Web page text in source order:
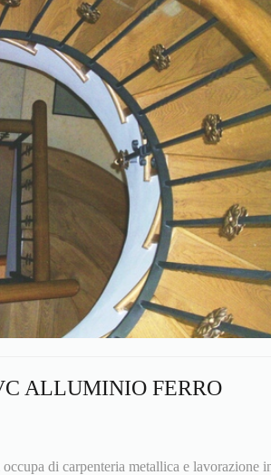
ALLUMINIO FERRO
di carpenteria metallica e lavorazione